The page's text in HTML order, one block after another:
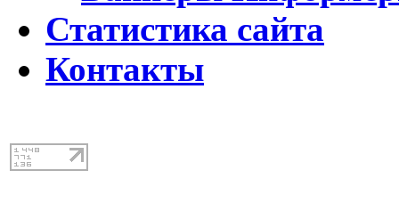
Статистика сайта
Контакты